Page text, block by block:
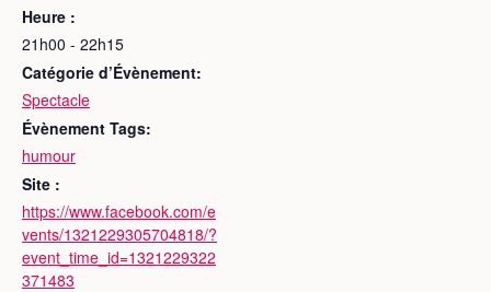
Heure :
21h00 - 22h15
Catégorie d’Évènement:
Spectacle
Évènement Tags:
humour
Site :
https://www.facebook.com/e
vents/1321229305704818/?
event_time_id=1321229322
371483